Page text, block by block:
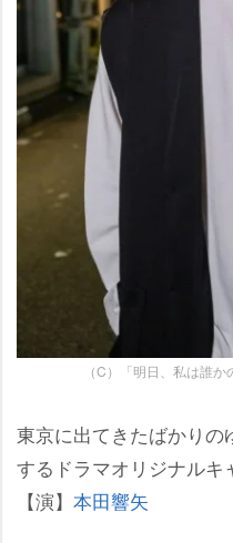
（C）「明日、私は誰
東京に出てきたばかりの
するドラマオリジナルキ
【演】 本田響矢